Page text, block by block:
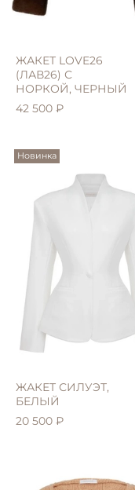
ЖАКЕТ LOVE26
(ЛАВ26) С
НОРКОЙ, ЧЕРНЫЙ
42 500 ₽
Новинка
ЖАКЕТ СИЛУЭТ,
БЕЛЫЙ
20 500 ₽